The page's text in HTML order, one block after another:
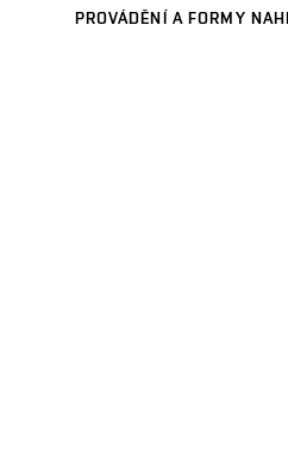
PROVÁDĚNÍ A FORMY